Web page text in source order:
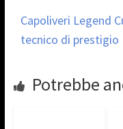
Capoliveri Legend
tecnico di prestigio
Potrebbe